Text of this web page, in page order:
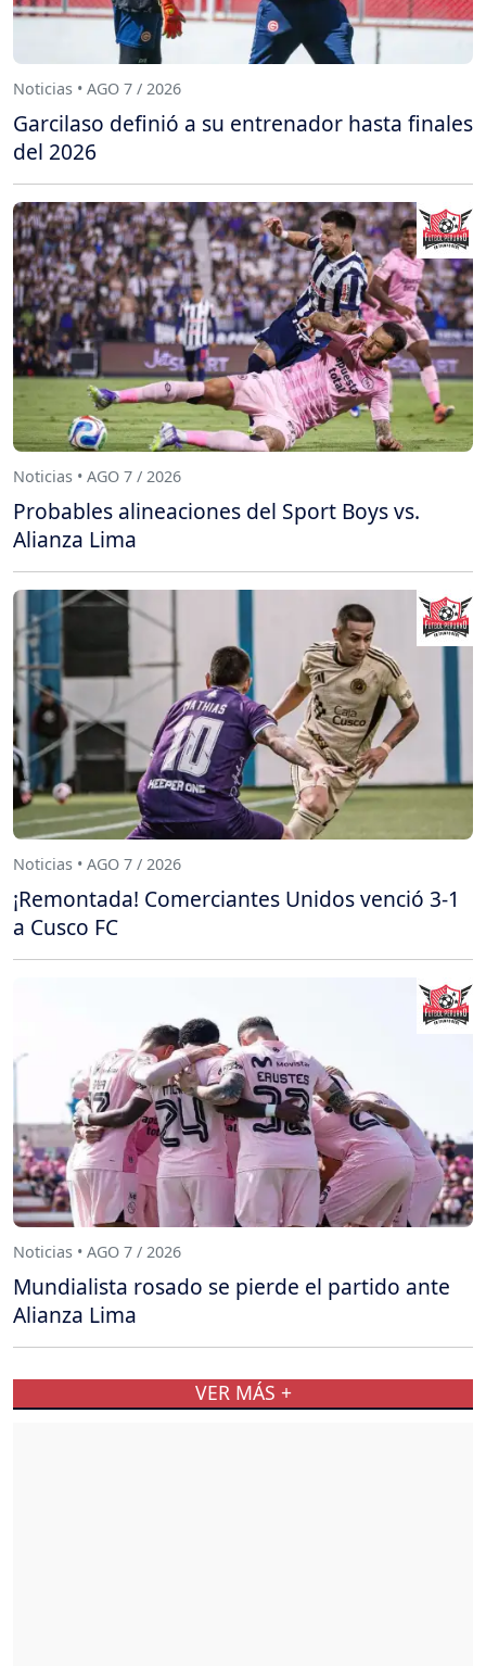
Noticias • AGO 7 / 2026
Garcilaso definió a su entrenador hasta finales
del 2026
Noticias • AGO 7 / 2026
Probables alineaciones del Sport Boys vs.
Alianza Lima
Noticias • AGO 7 / 2026
¡Remontada! Comerciantes Unidos venció 3-1
a Cusco FC
Noticias • AGO 7 / 2026
Mundialista rosado se pierde el partido ante
Alianza Lima
VER MÁS +